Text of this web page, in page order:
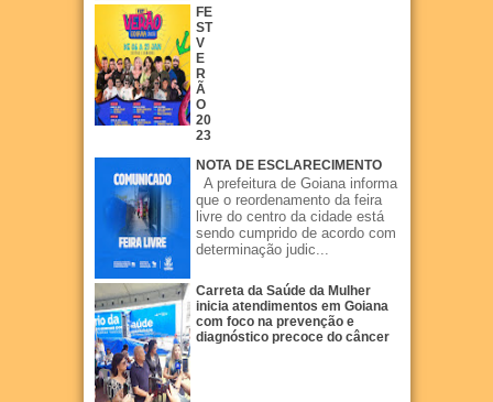
FE
ST
V
E
R
Ã
O
20
23
NOTA DE ESCLARECIMENTO
A prefeitura de Goiana informa
que o reordenamento da feira
livre do centro da cidade está
sendo cumprido de acordo com
determinação judic...
Carreta da Saúde da Mulher
inicia atendimentos em Goiana
com foco na prevenção e
diagnóstico precoce do câncer